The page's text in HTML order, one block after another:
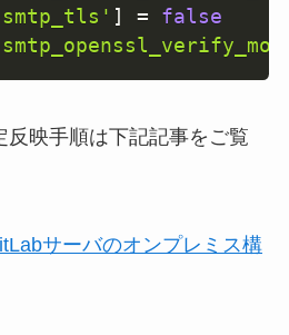
] =
false
反映手順は下記記事をご覧
サーバのオンプレミス構